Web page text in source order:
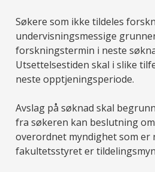
Søkere som ikke tildeles
undervisningsmessige
forskningstermin i neste
Utsettelsestiden skal i slike
neste opptjeningsperiode.
Avslag på søknad skal
fra søkeren kan beslutning
overordnet myndighet som er
fakultetsstyret er